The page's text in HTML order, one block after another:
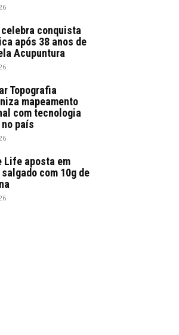
celebra conquista
após 38 anos de
Acupuntura
Topografia
mapeamento
com tecnologia
no país
Life aposta em
com 10g de